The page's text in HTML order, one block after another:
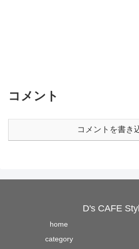
コメント
コメントを書き
D's CAFE
home
category